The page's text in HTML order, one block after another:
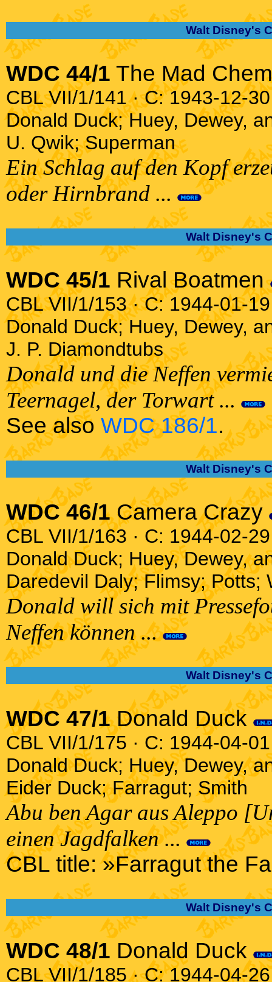
Walt Disney's
WDC 44/1 The Mad
CBL VII/1/141 · C: 1943-12-
Donald Duck; Huey, Dewey,
U. Qwik; Superman
Ein Schlag auf den Kopf
oder Hirnbrand ...
Walt Disney's
WDC 45/1 Rival Boatmen
CBL VII/1/153 · C: 1944-01-
Donald Duck; Huey, Dewey,
J. P. Diamondtubs
Donald und die Neffen
Teernagel, der Torwart ...
See also WDC 186/1.
Walt Disney's
WDC 46/1 Camera Crazy
CBL VII/1/163 · C: 1944-02-
Donald Duck; Huey, Dewey,
Daredevil Daly; Flimsy; Potts;
Donald will sich mit
Neffen können ...
Walt Disney's
WDC 47/1 Donald Duck
CBL VII/1/175 · C: 1944-04-
Donald Duck; Huey, Dewey,
Eider Duck; Farragut; Smith
Abu ben Agar aus Aleppo
einen Jagdfalken ...
CBL title: »Farragut the
Walt Disney's
WDC 48/1 Donald Duck
CBL VII/1/185 · C: 1944-04-